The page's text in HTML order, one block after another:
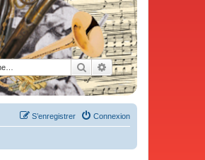
Rechercher
Recherche avancée
Connexion
S’enregistrer